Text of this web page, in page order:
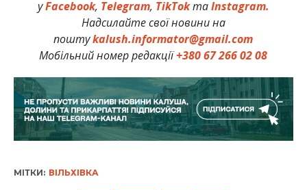
уFacebook, Telegram, TikTokтаInstagram.
Надсилайте свої новини на
поштуkalush.informator@gmail.com
Мобільний номер редакції+380 67 266 02 08
МІТКИ: ВІЛЬХІВКА